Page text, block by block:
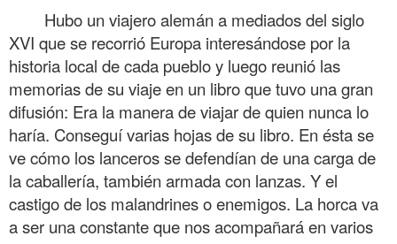
Hubo un viajero alemán a mediados del siglo
XVI que se recorrió Europa interesándose por la
historia local de cada pueblo y luego reunió las
memorias de su viaje en un libro que tuvo una gran
difusión: Era la manera de viajar de quien nunca lo
haría. Conseguí varias hojas de su libro. En ésta se
ve cómo los lanceros se defendían de una carga de
la caballería, también armada con lanzas. Y el
castigo de los malandrines o enemigos. La horca va
a ser una constante que nos acompañará en varios